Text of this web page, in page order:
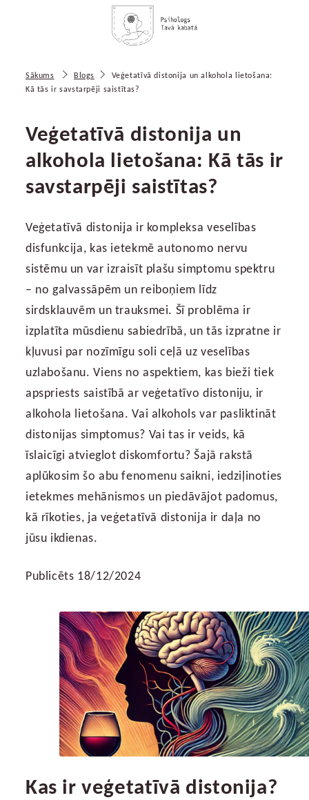
Sākums Blogs
Veģetatīvā distonija un alkohola lietošana:
Kā tās ir savstarpēji saistītas?
Veģetatīvā distonija un
alkohola lietošana: Kā tās ir
savstarpēji saistītas?
Veģetatīvā distonija ir kompleksa veselības
disfunkcija, kas ietekmē autonomo nervu
sistēmu un var izraisīt plašu simptomu spektru
– no galvassāpēm un reiboņiem līdz
sirdsklauvēm un trauksmei. Šī problēma ir
izplatīta mūsdienu sabiedrībā, un tās izpratne ir
kļuvusi par nozīmīgu soli ceļā uz veselības
uzlabošanu. Viens no aspektiem, kas bieži tiek
apspriests saistībā ar veģetatīvo distoniju, ir
alkohola lietošana. Vai alkohols var pasliktināt
distonijas simptomus? Vai tas ir veids, kā
īslaicīgi atvieglot diskomfortu? Šajā rakstā
aplūkosim šo abu fenomenu saikni, iedziļinoties
ietekmes mehānismos un piedāvājot padomus,
kā rīkoties, ja veģetatīvā distonija ir daļa no
jūsu ikdienas.
Publicēts 18/12/2024
Kas ir veģetatīvā distonija?